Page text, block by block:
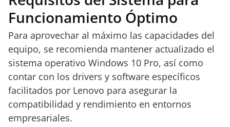
Funcionamiento Óptimo
Para aprovechar al máximo las capacidades del
equipo, se recomienda mantener actualizado el
sistema operativo Windows 10 Pro, así como
contar con los drivers y software específicos
facilitados por Lenovo para asegurar la
compatibilidad y rendimiento en entornos
empresariales.